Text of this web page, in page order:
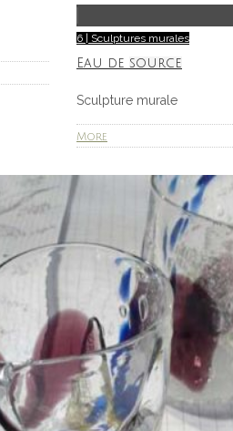
6 | Sculptures murales
Eau de source
Sculpture murale
More